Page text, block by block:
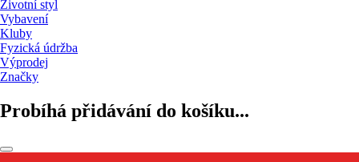
Životní styl
Vybavení
Kluby
Fyzická údržba
Výprodej
Značky
Probíhá přidávání do košíku...